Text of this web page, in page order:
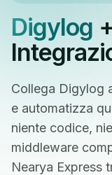
Digylog +
Collega Digylog
e automatizza
niente codice,
middleware
Nearya Express